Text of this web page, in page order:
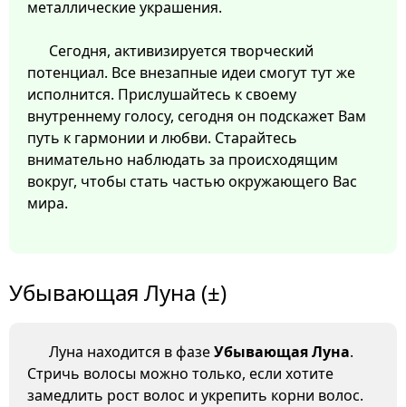
металлические украшения.
Сегодня, активизируется творческий
потенциал. Все внезапные идеи смогут тут же
исполнится. Прислушайтесь к своему
внутреннему голосу, сегодня он подскажет Вам
путь к гармонии и любви. Старайтесь
внимательно наблюдать за происходящим
вокруг, чтобы стать частью окружающего Вас
мира.
Убывающая Луна (±)
Луна находится в фазеУбывающая Луна.
Стричь волосы можно только, если хотите
замедлить рост волос и укрепить корни волос.